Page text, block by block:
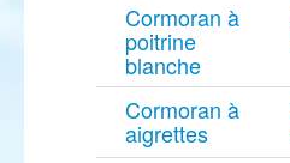
Cormoran à
poitrine
blanche
Cormoran à
aigrettes